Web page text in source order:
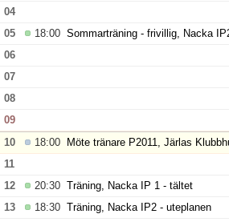
04
05
18:00 Sommarträning - frivillig, Nacka
06
07
08
09
10 18:00
Möte tränare P2011, Järlas
11
12
20:30 Träning, Nacka IP 1 - tältet
13
18:30 Träning, Nacka IP2 - uteplanen